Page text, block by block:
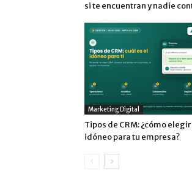
si te encuentran y nadie
Marketing Digital
Tipos de CRM: ¿cómo elegir
idóneo para tu empresa?